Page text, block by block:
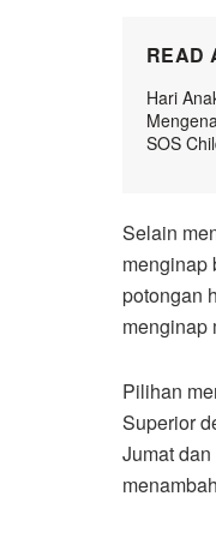
READ
Hari
SOS
Selain
menginap
potongan
menginap
Pilihan
Superior
Jumat